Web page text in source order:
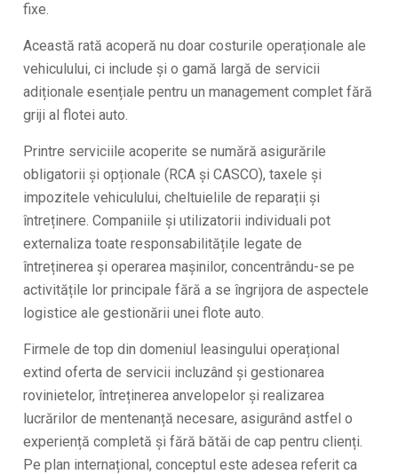
fixe.
Această rată acoperă nu doar costurile operaționale ale
vehiculului, ci include și o gamă largă de servicii
adiționale esențiale pentru un management complet fără
griji al flotei auto.
Printre serviciile acoperite se numără asigurările
obligatorii și opționale (RCA și CASCO), taxele și
impozitele vehiculului, cheltuielile de reparații și
întreținere. Companiile și utilizatorii individuali pot
externaliza toate responsabilitățile legate de
întreținerea și operarea mașinilor, concentrându-se pe
activitățile lor principale fără a se îngrijora de aspectele
logistice ale gestionării unei flote auto.
Firmele de top din domeniul leasingului operațional
extind oferta de servicii incluzând și gestionarea
rovinietelor, întreținerea anvelopelor și realizarea
lucrărilor de mentenanță necesare, asigurând astfel o
experiență completă și fără bătăi de cap pentru clienți.
Pe plan internațional, conceptul este adesea referit ca